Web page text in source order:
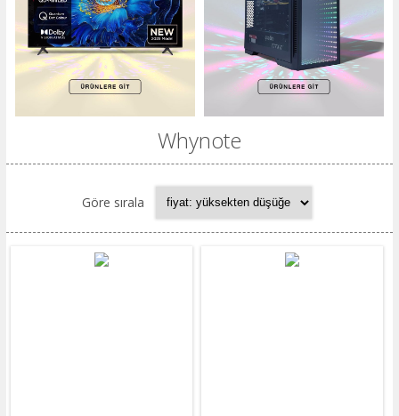
Whynote
Göre sırala